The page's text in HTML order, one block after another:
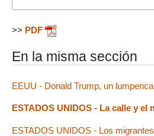
>> PDF
En la misma sección
EEUU - Donald Trump, un
ESTADOS UNIDOS - La calle y el
ESTADOS UNIDOS - Los